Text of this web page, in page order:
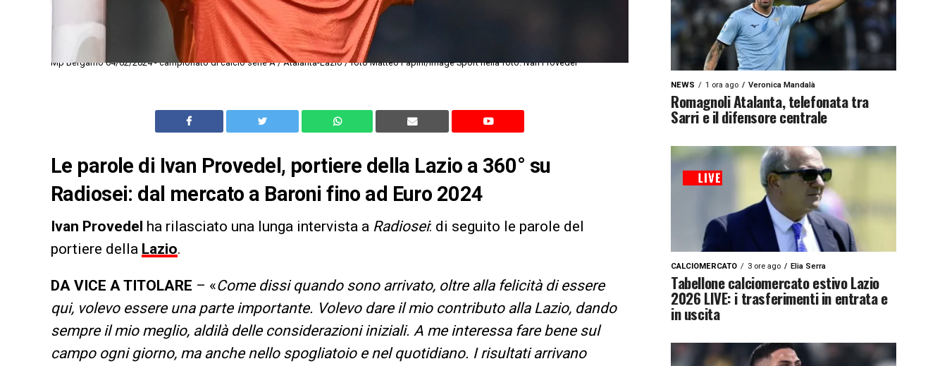
Mp Bergamo 04/02/2024 - campionato di calcio serie A / Atalanta-Lazio / foto Matteo Papini/Image Sport nella foto: Ivan Provedel
Le parole di Ivan Provedel, portiere della Lazio a 360° su
Radiosei: dal mercato a Baroni fino ad Euro 2024
Ivan Provedel ha rilasciato una lunga intervista a Radiosei: di seguito le parole del
portiere della Lazio.
DA VICE A TITOLARE – «Come dissi quando sono arrivato, oltre alla felicità di essere
qui, volevo essere una parte importante. Volevo dare il mio contributo alla Lazio, dando
sempre il mio meglio, aldilà delle considerazioni iniziali. A me interessa fare bene sul
campo ogni giorno, ma anche nello spogliatoio e nel quotidiano. I risultati arrivano
NEWS 1 ora ago Veronica Mandalà
Romagnoli Atalanta, telefonata tra
Sarri e il difensore centrale
CALCIOMERCATO 3 ore ago Elia Serra
Tabellone calciomercato estivo Lazio
2026 LIVE: i trasferimenti in entrata e
in uscita